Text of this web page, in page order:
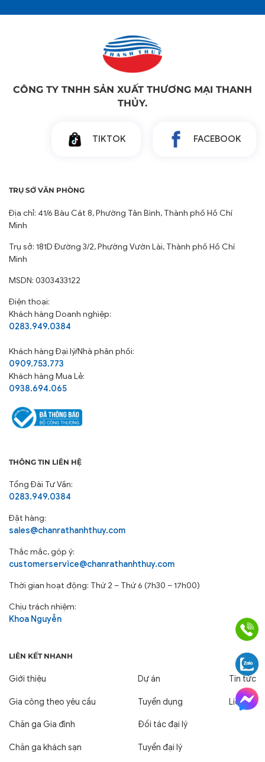
CÔNG TY TNHH SẢN XUẤT THƯƠNG MẠI THANH
THỦY.
TIKTOK FACEBOOK
TRỤ SỞ VĂN PHÒNG
Địa chỉ: 41/6 Bàu Cát 8, Phường Tân Bình, Thành phố Hồ Chí
Minh
Trụ sở: 181D Đường 3/2, Phường Vườn Lài, Thành phố Hồ Chí
Minh
MSDN: 0303433122
Điện thoại:
Khách hàng Doanh nghiệp:
0283.949.0384
Khách hàngĐại lý/Nhà phân phối:
0909.753.773
Khách hàng Mua Lẻ:
0938.694.065
THÔNG TIN LIÊN HỆ
Tổng Đài Tư Vấn:
0283.949.0384
Đặt hàng:
sales@chanrathanhthuy.com
Thắc mắc, góp ý:
customerservice@chanrathanhthuy.com
Thời gian hoạt động: Thứ 2 – Thứ 6 (7h30 – 17h00)
Chịu trách nhiệm:
Khoa Nguyễn
LIÊN KẾT NHANH
Giới thiệu
Gia công theo yêu cầu
Chăn ga Gia đình
Chăn ga khách sạn
Dự án
Tuyển dụng
Đối tác đại lý
Tuyển đại lý
Tin tức
Liên hệ